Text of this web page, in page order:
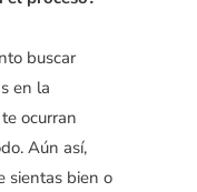
buscar
en la
ocurran
Aún así,
sientas bien o